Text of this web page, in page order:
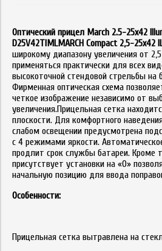
Оптический прицел March 2.5-25x42
D25V42TIMLMARCH Compact 2,5-25x42
широкому диапазону увеличения от
применяться практически для всех
высокоточной стендовой стрельбы на
Фирменная оптическая схема
четкое изображение независимо от
увеличения.Прицельная сетка
плоскости. Для комфортного
слабом освещении предусмотрена
с 4 режимами яркости.
продлит срок службы батареи. Кроме
присутствует установки на «0»
начальную позицию для ввода
Особенности:
Прицельная сетка вытравлена на